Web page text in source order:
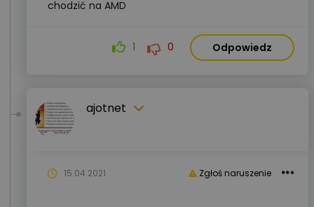
chodzić na AMD
1 0 Odpowiedz
ajotnet
Zgłoś naruszenie
15.04.2021